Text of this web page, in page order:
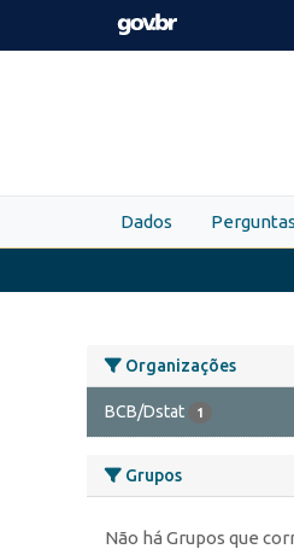
Skip to main content
Dados
Organizações
BCB/Dstat 1
Grupos
Não há Grupos que